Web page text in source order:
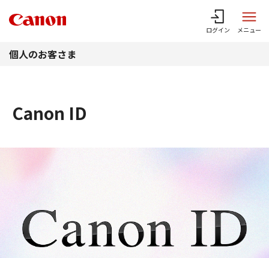
ログイン メニュー
個人のお客さま
Canon ID